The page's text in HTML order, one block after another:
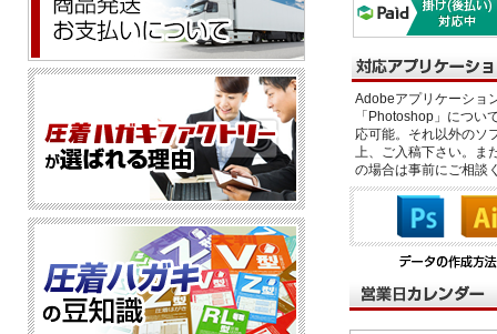
Adobeアプリケーショ
「Photoshop」につい
応可能。それ以外のソ
上、ご入稿下さい。ま
の場合は事前にご相談